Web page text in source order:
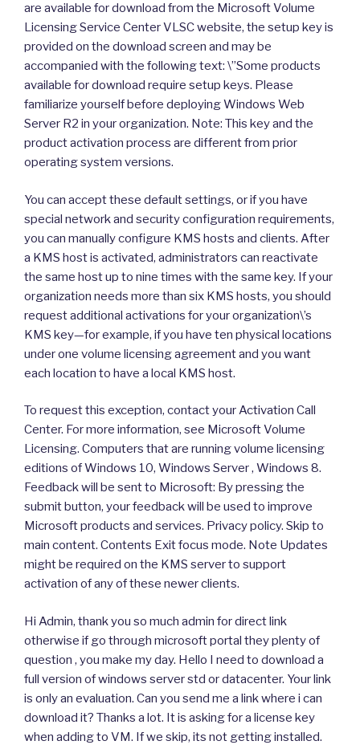
are available for download from the Microsoft Volume
Licensing Service Center VLSC website, the setup key is
provided on the download screen and may be
accompanied with the following text: \”Some products
available for download require setup keys. Please
familiarize yourself before deploying Windows Web
Server R2 in your organization. Note: This key and the
product activation process are different from prior
operating system versions.
You can accept these default settings, or if you have
special network and security configuration requirements,
you can manually configure KMS hosts and clients. After
a KMS host is activated, administrators can reactivate
the same host up to nine times with the same key. If your
organization needs more than six KMS hosts, you should
request additional activations for your organization\’s
KMS key—for example, if you have ten physical locations
under one volume licensing agreement and you want
each location to have a local KMS host.
To request this exception, contact your Activation Call
Center. For more information, see Microsoft Volume
Licensing. Computers that are running volume licensing
editions of Windows 10, Windows Server , Windows 8.
Feedback will be sent to Microsoft: By pressing the
submit button, your feedback will be used to improve
Microsoft products and services. Privacy policy. Skip to
main content. Contents Exit focus mode. Note Updates
might be required on the KMS server to support
activation of any of these newer clients.
Hi Admin, thank you so much admin for direct link
otherwise if go through microsoft portal they plenty of
question , you make my day. Hello I need to download a
full version of windows server std or datacenter. Your link
is only an evaluation. Can you send me a link where i can
download it? Thanks a lot. It is asking for a license key
when adding to VM. If we skip, its not getting installed.